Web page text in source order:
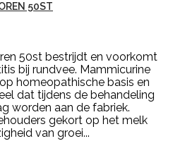
50ST
50st bestrijdt en voorkomt
bij rundvee. Mammicurine
homeopathische basis en
dat tijdens de behandeling
worden aan de fabriek.
gekort op het melk
van groei...